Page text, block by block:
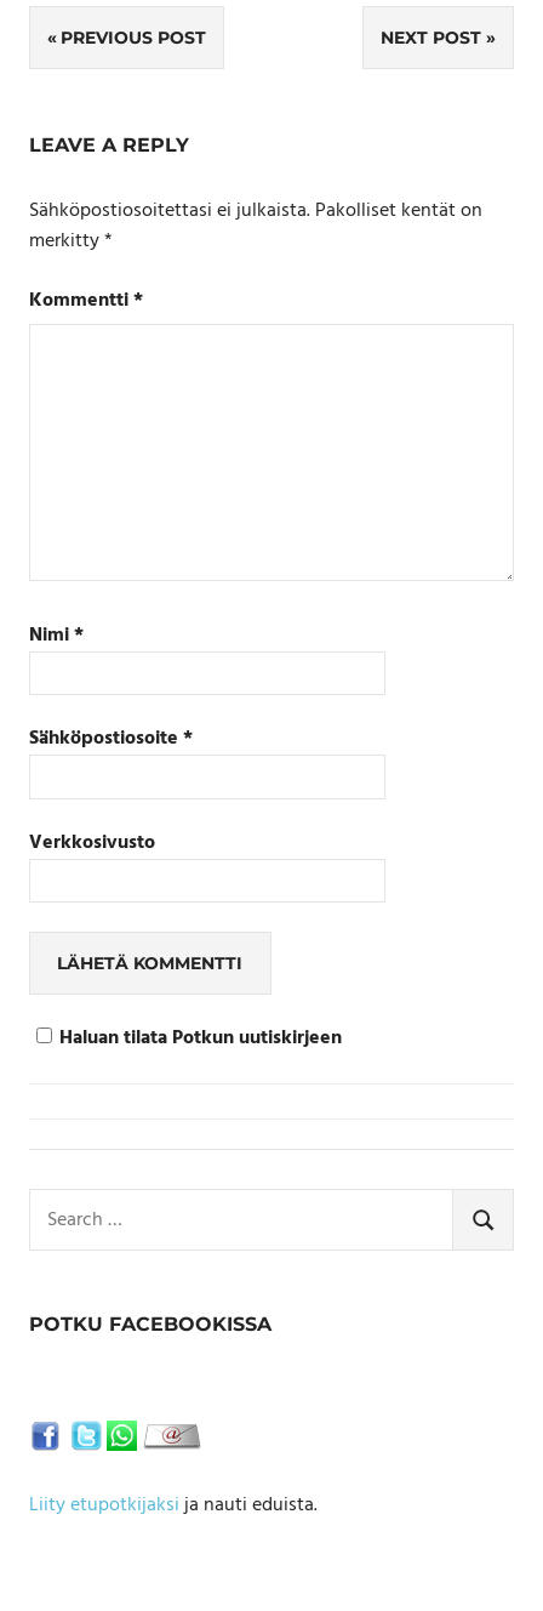
Artikkelien
selaus
PREVIOUS POST NEXT POST
LEAVE A REPLY
Sähköpostiosoitettasi ei julkaista.Pakolliset kentät on
merkitty*
Kommentti*
Nimi*
Sähköpostiosoite*
Verkkosivusto
Haluan tilata Potkun uutiskirjeen
for:
SEARCH
POTKU FACEBOOKISSA
Liity etupotkijaksija nauti eduista.